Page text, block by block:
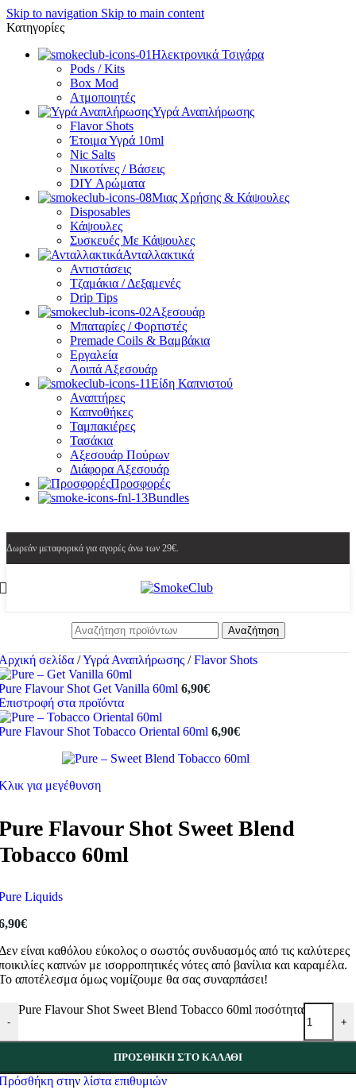
Skip to navigation Skip to main content
Κατηγορίες
Ηλεκτρονικά Τσιγάρα
Pods / Kits
Box Mod
Ατμοποιητές
Υγρά Αναπλήρωσης
Flavor Shots
Έτοιμα Υγρά 10ml
Nic Salts
Νικοτίνες / Βάσεις
DIY Αρώματα
Μιας Χρήσης & Κάψουλες
Disposables
Κάψουλες
Συσκευές Με Κάψουλες
Ανταλλακτικά
Αντιστάσεις
Τζαμάκια / Δεξαμενές
Drip Tips
Αξεσουάρ
Μπαταρίες / Φορτιστές
Premade Coils & Βαμβάκια
Εργαλεία
Λοιπά Αξεσουάρ
Είδη Καπνιστού
Αναπτήρες
Καπνοθήκες
Ταμπακιέρες
Τασάκια
Αξεσουάρ Πούρων
Διάφορα Αξεσουάρ
Προσφορές
Bundles
Δωρεάν μεταφορικά για αγορές άνω των 29€.
Αναζήτηση
σελίδα /Υγρά Αναπλήρωσης / Flavor Shots
Flavour Shot Get Vanilla 60ml 6,90€
στα προϊόντα
Flavour Shot Tobacco Oriental 60ml 6,90€
για μεγέθυνση
Flavour Shot Sweet Blend
60ml
Liquids
€
είναι καθόλου εύκολος ο σωστός συνδυασμός από τις καλύτερες
καπνών με ισορροπητικές νότες από βανίλια και καραμέλα.
αποτέλεσμα όμως νομίζουμε θα σας συναρπάσει!
-
Pure Flavour Shot Sweet Blend Tobacco 60ml ποσότητα
+
ΠΡΟΣΘΉΚΗ ΣΤΟ ΚΑΛΆΘΙ
στην λίστα επιθυμιών